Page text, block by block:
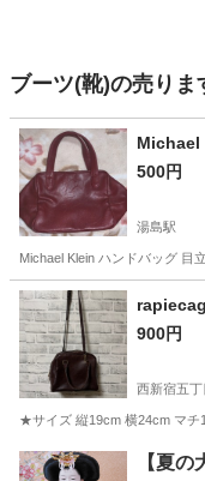
ブーツ(靴)の売り
500円
湯島駅
Michael Klein ハンドバッグ 目
東京 文京区
900円
西新宿五丁
★サイズ 縦19cm 横24cm マ
東京 渋谷区 西新宿
【夏